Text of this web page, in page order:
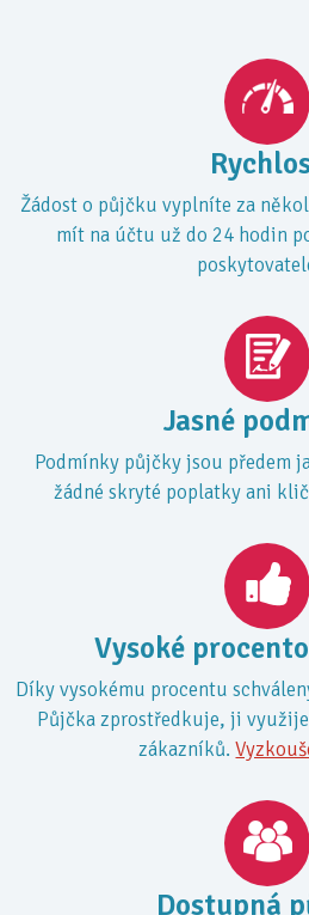
Žádost o půjčku vyplníte za
mít na účtu už do 24 hodin
Jasné
Podmínky půjčky jsou předem
žádné skryté poplatky ani
Vysoké
Díky vysokému procentu
Půjčka zprostředkuje, ji
zákazníků.
Dostupná